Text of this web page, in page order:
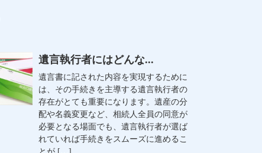
遺言執行者にはどんな...
遺言書に記された内容を実現するために
は、その手続きを主導する遺言執行者の
存在がとても重要になります。遺産の分
配や名義変更など、相続人全員の同意が
必要となる場面でも、遺言執行者が選ば
れていれば手続きをスムーズに進めるこ
とが […]